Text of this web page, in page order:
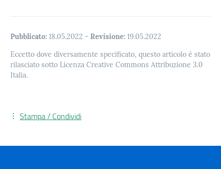
Pubblicato: 18.05.2022 - Revisione: 19.05.2022
Eccetto dove diversamente specificato, questo articolo è stato
rilasciato sotto Licenza Creative Commons Attribuzione 3.0
Italia.
Stampa / Condividi